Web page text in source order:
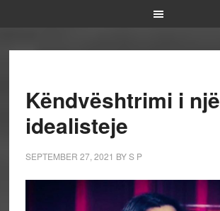
Këndvështrimi i një
idealisteje
SEPTEMBER 27, 2021 BYS P